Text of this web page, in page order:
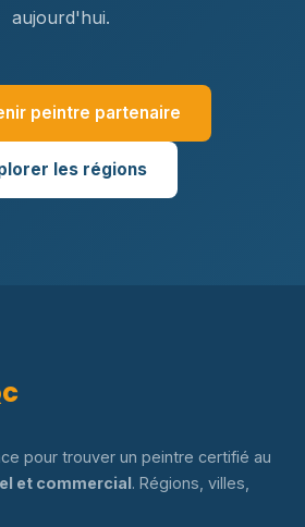
aujourd'hui.
peintre partenaire
les régions
pour trouver un peintre certifié au
et commercial. Régions, villes,